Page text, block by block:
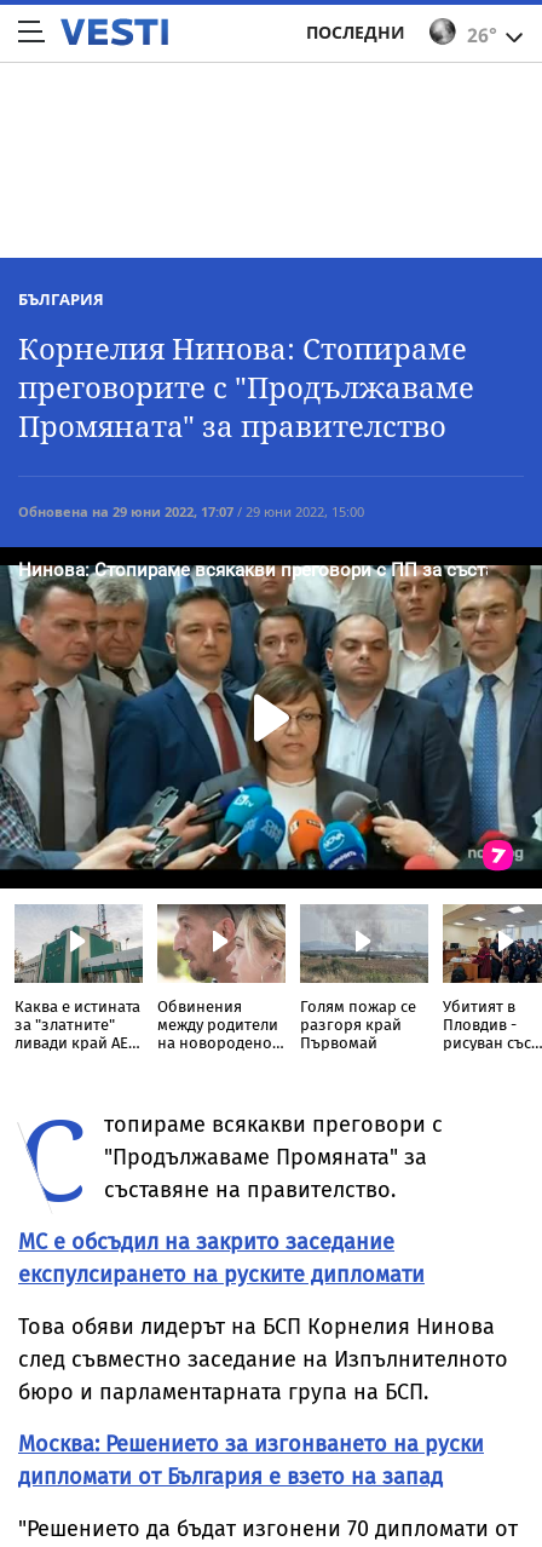
26°
ПОСЛЕДНИ
БЪЛГАРИЯ
Корнелия Нинова: Стопираме
преговорите с "Продължаваме
Промяната" за правителство
Обновена на 29 юни 2022, 17:07 / 29 юни 2022, 15:00
Каква е истината
за "златните"
ливади край АЕЦ
Обвинения
между родители
на новородено и
Голям пожар се
разгоря край
Първомай
Убитият в
Пловдив -
рисуван със
С
топираме всякакви преговори с
"Продължаваме Промяната" за
съставяне на правителство.
МС е обсъдил на закрито заседание
експулсирането на руските дипломати
Това обяви лидерът на БСП Корнелия Нинова
след съвместно заседание на Изпълнителното
бюро и парламентарната група на БСП.
Москва: Решението за изгонването на руски
дипломати от България е взето на запад
"Решението да бъдат изгонени 70 дипломати от